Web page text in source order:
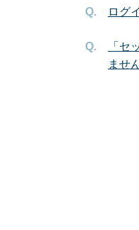
ログ
「セ
ませ